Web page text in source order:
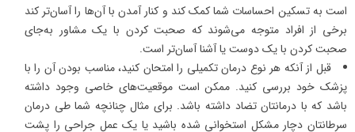
است به تسکین احساسات شما کمک کند و کنار آمدن با آن‌ها را آسان‌تر کند
برخی از افراد متوجه می‌شوند که صحبت کردن با یک مشاور به‌جای
صحبت کردن با یک دوست یا آشنا آسان‌تر است.
قبل از آنکه هر نوع درمان تکمیلی را امتحان کنید، مناسب بودن آن را با
پزشک خود بررسی کنید. ممکن است موقعیت‌های خاصی وجود داشته
باشد که با درمانتان تضاد داشته باشد. برای مثال چنانچه شما طی درمان
سرطانتان دچار مشکل استخوانی شده باشید یا یک عمل جراحی را پشت